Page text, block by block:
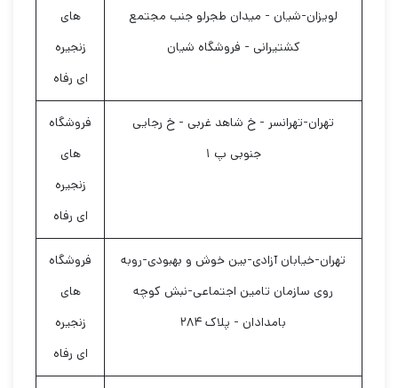
لویزان-شیان - میدان طجرلو جنب مجتمع
کشتیرانی - فروشگاه شیان
های
زنجیره
ای رفاه
تهران-تهرانسر - خ شاهد غربی - خ رجایی
جنوبی پ ۱
فروشگاه
های
زنجیره
ای رفاه
تهران-خیابان آزادی-بین خوش و بهبودی-روبه
روی سازمان تامین اجتماعی-نبش کوچه
بامدادان - پلاک ۲۸۴
فروشگاه
های
زنجیره
ای رفاه